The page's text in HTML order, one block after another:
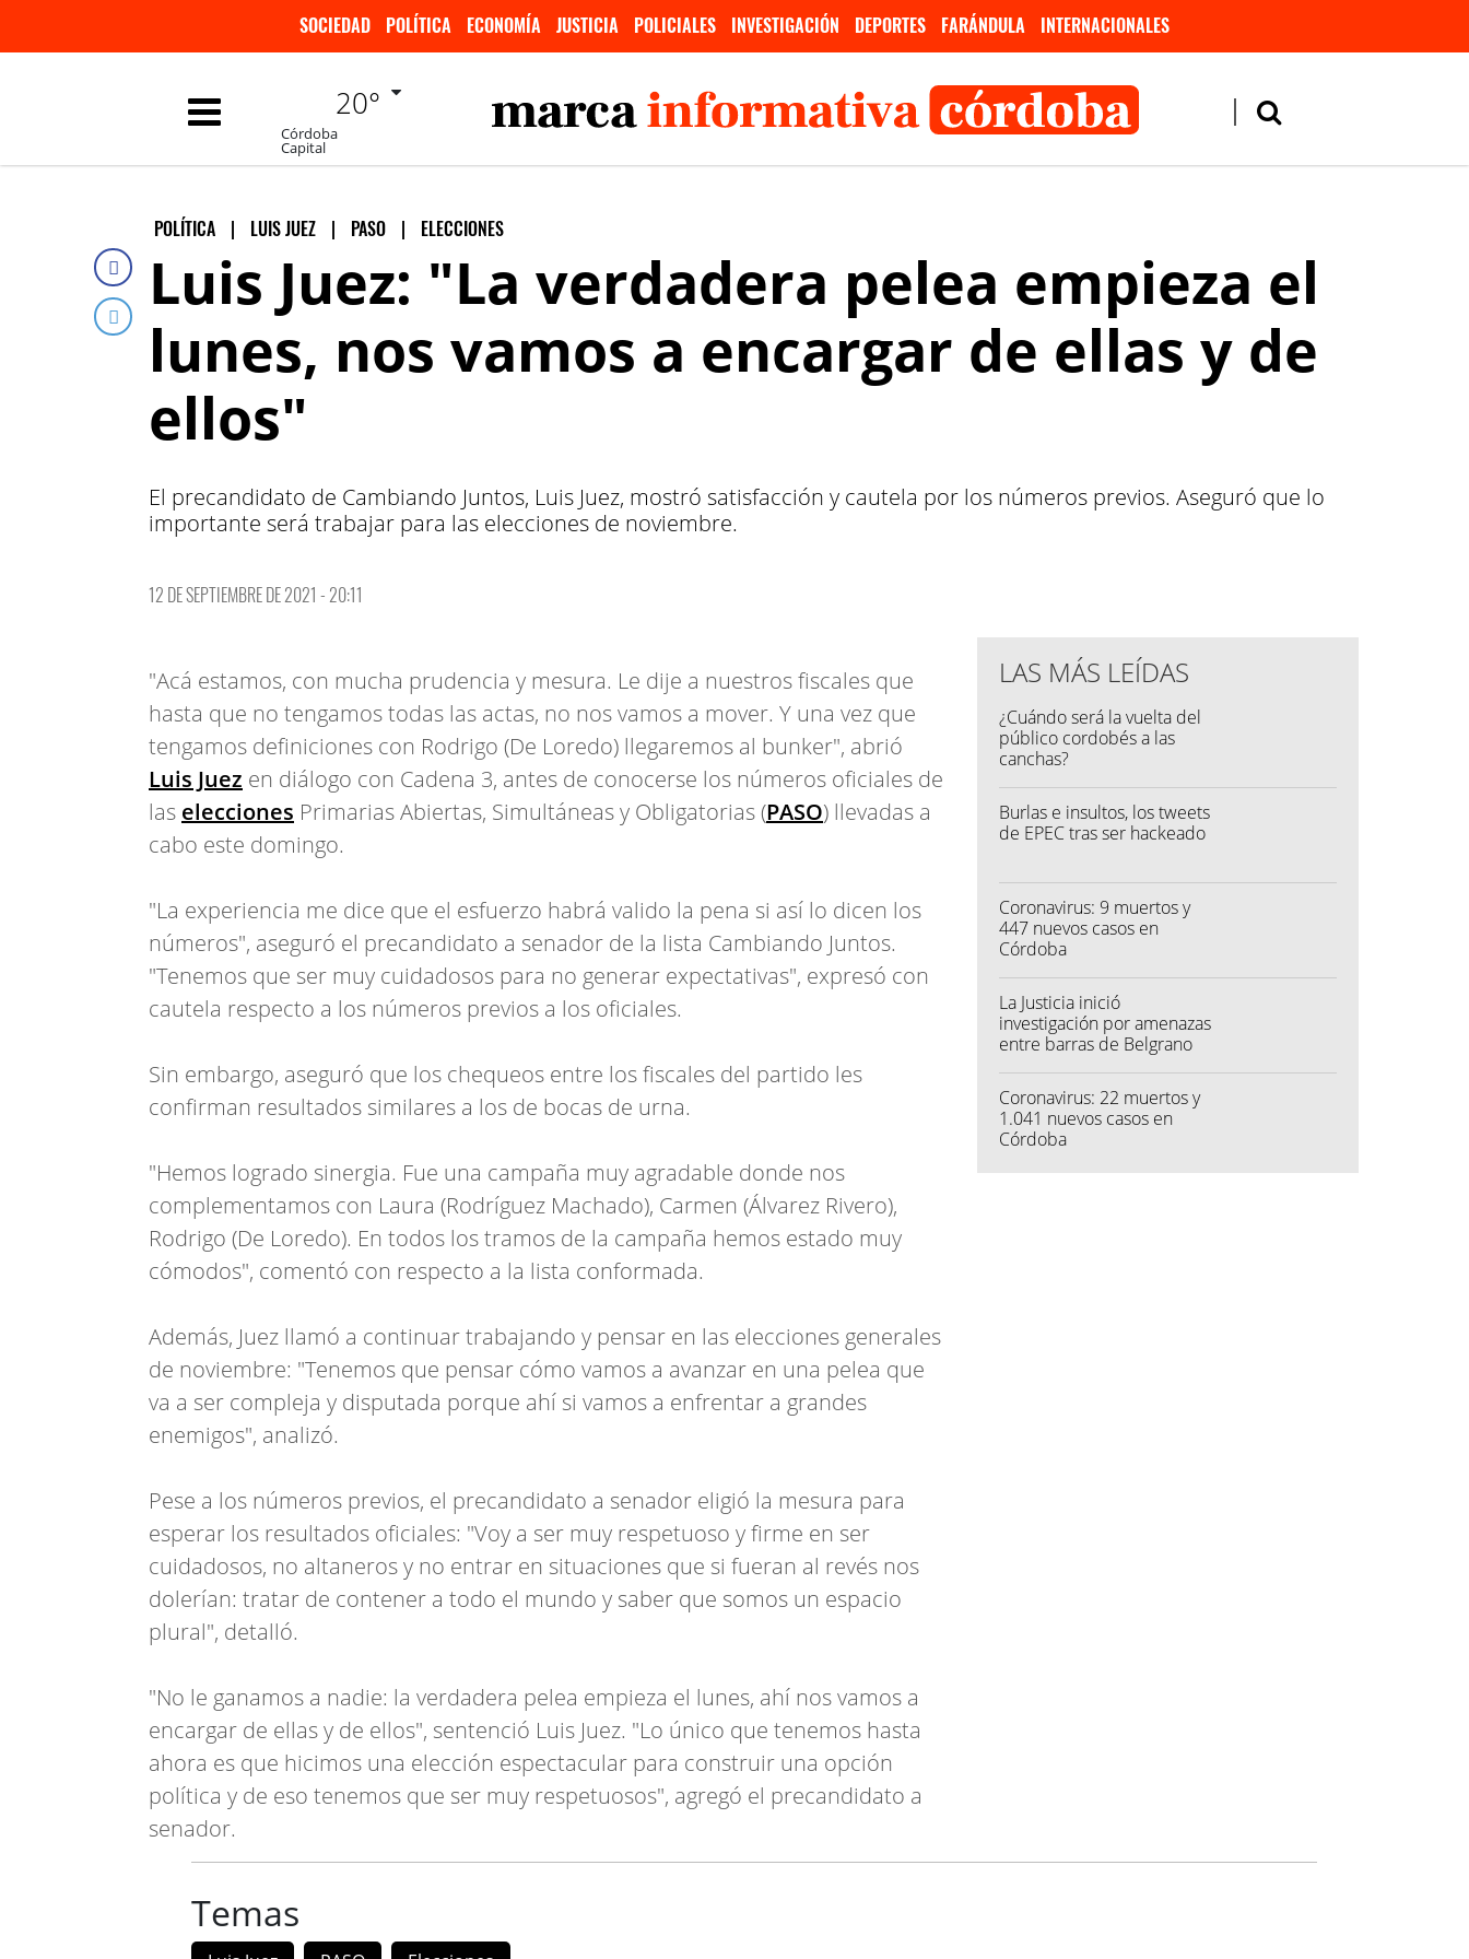
SOCIEDAD POLÍTICA ECONOMÍA JUSTICIA POLICIALES INVESTIGACIÓN DEPORTES FARÁNDULA INTERNACIONALES
20°
Córdoba
Capital
POLÍTICA | LUIS JUEZ | PASO | ELECCIONES
Luis Juez: "La verdadera pelea empieza el
lunes, nos vamos a encargar de ellas y de
ellos"
El precandidato de Cambiando Juntos, Luis Juez, mostró satisfacción y cautela por los números previos. Aseguró que lo
importante será trabajar para las elecciones de noviembre.
12 DE SEPTIEMBRE DE 2021 - 20:11
"Acá estamos, con mucha prudencia y mesura. Le dije a nuestros fiscales que
hasta que no tengamos todas las actas, no nos vamos a mover. Y una vez que
tengamos definiciones con Rodrigo (De Loredo) llegaremos al bunker", abrió
Luis Juez en diálogo con Cadena 3, antes de conocerse los números oficiales de
las elecciones Primarias Abiertas, Simultáneas y Obligatorias (PASO) llevadas a
cabo este domingo.
"La experiencia me dice que el esfuerzo habrá valido la pena si así lo dicen los
números", aseguró el precandidato a senador de la lista Cambiando Juntos.
"Tenemos que ser muy cuidadosos para no generar expectativas", expresó con
cautela respecto a los números previos a los oficiales.
Sin embargo, aseguró que los chequeos entre los fiscales del partido les
confirman resultados similares a los de bocas de urna.
"Hemos logrado sinergia. Fue una campaña muy agradable donde nos
complementamos con Laura (Rodríguez Machado), Carmen (Álvarez Rivero),
Rodrigo (De Loredo). En todos los tramos de la campaña hemos estado muy
cómodos", comentó con respecto a la lista conformada.
Además, Juez llamó a continuar trabajando y pensar en las elecciones generales
de noviembre: "Tenemos que pensar cómo vamos a avanzar en una pelea que
va a ser compleja y disputada porque ahí si vamos a enfrentar a grandes
enemigos", analizó.
Pese a los números previos, el precandidato a senador eligió la mesura para
esperar los resultados oficiales: "Voy a ser muy respetuoso y firme en ser
cuidadosos, no altaneros y no entrar en situaciones que si fueran al revés nos
dolerían: tratar de contener a todo el mundo y saber que somos un espacio
plural", detalló.
"No le ganamos a nadie: la verdadera pelea empieza el lunes, ahí nos vamos a
encargar de ellas y de ellos", sentenció Luis Juez. "Lo único que tenemos hasta
ahora es que hicimos una elección espectacular para construir una opción
política y de eso tenemos que ser muy respetuosos", agregó el precandidato a
senador.
LAS MÁS LEÍDAS
¿Cuándo será la vuelta del
público cordobés a las
canchas?
Burlas e insultos, los tweets
de EPEC tras ser hackeado
Coronavirus: 9 muertos y
447 nuevos casos en
Córdoba
La Justicia inició
investigación por amenazas
entre barras de Belgrano
Coronavirus: 22 muertos y
1.041 nuevos casos en
Córdoba
Temas